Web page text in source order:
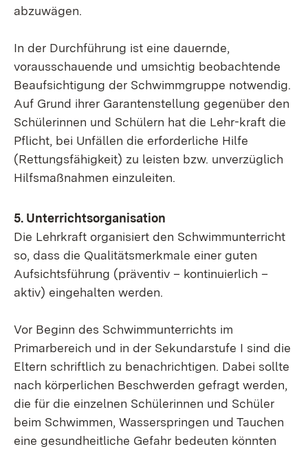
abzuwägen.
In der Durchführung ist eine dauernde,
vorausschauende und umsichtig beobachtende
Beaufsichtigung der Schwimmgruppe notwendig.
Auf Grund ihrer Garantenstellung gegenüber den
Schülerinnen und Schülern hat die Lehr-kraft die
Pflicht, bei Unfällen die erforderliche Hilfe
(Rettungsfähigkeit) zu leisten bzw. unverzüglich
Hilfsmaßnahmen einzuleiten.
5. Unterrichtsorganisation
Die Lehrkraft organisiert den Schwimmunterricht
so, dass die Qualitätsmerkmale einer guten
Aufsichtsführung (präventiv – kontinuierlich –
aktiv) eingehalten werden.
Vor Beginn des Schwimmunterrichts im
Primarbereich und in der Sekundarstufe I sind die
Eltern schriftlich zu benachrichtigen. Dabei sollte
nach körperlichen Beschwerden gefragt werden,
die für die einzelnen Schülerinnen und Schüler
beim Schwimmen, Wasserspringen und Tauchen
eine gesundheitliche Gefahr bedeuten könnten